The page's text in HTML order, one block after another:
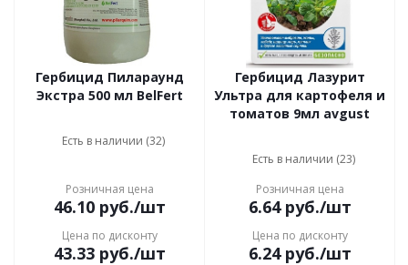
Гербицид Пилараунд
Экстра 500 мл BelFert
Есть в наличии (32)
Розничная цена
46.10руб./шт
Цена по дисконту
43.33руб./шт
Гербицид Лазурит
Ультра для картофеля и
томатов 9мл avgust
Есть в наличии (23)
Розничная цена
6.64руб./шт
Цена по дисконту
6.24руб./шт